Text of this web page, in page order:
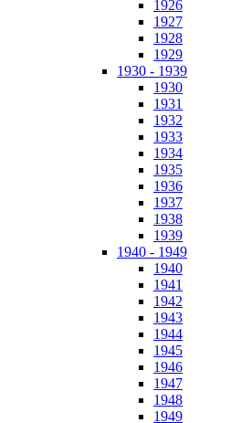
1926
1927
1928
1929
1930 - 1939
1930
1931
1932
1933
1934
1935
1936
1937
1938
1939
1940 - 1949
1940
1941
1942
1943
1944
1945
1946
1947
1948
1949